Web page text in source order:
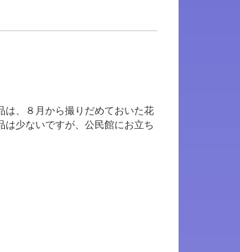
は、８月から撮りだめておいた花
少ないですが、公民館にお立ち